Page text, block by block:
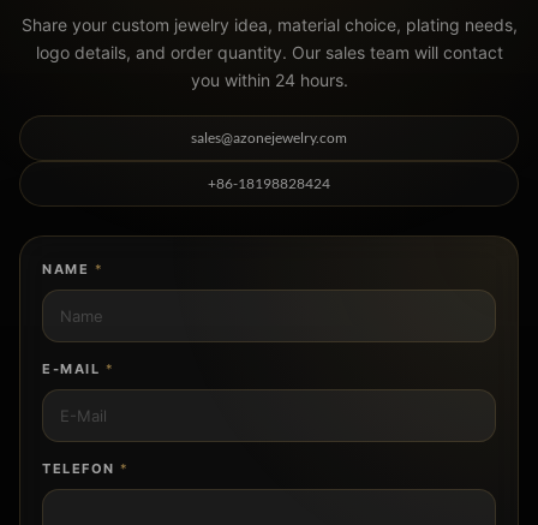
Share your custom jewelry idea, material choice, plating needs,
logo details, and order quantity. Our sales team will contact
you within 24 hours.
sales@azonejewelry.com
+86-18198828424
NAME *
E-MAIL *
TELEFON *